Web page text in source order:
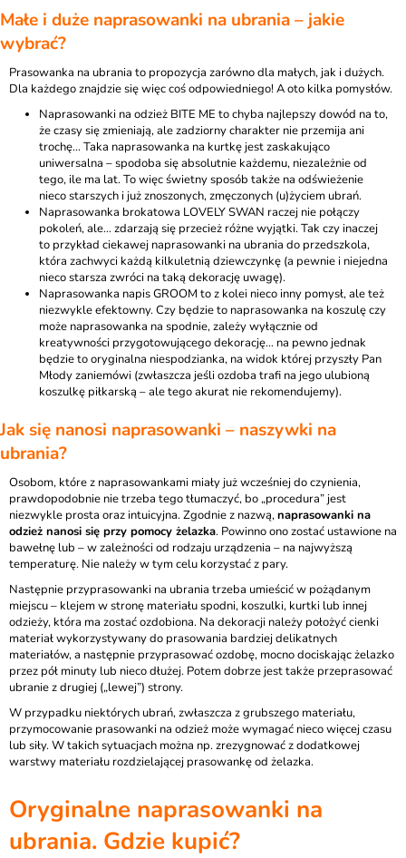
Małe i duże naprasowanki na ubrania – jakie
wybrać?
Prasowanka na ubrania to propozycja zarówno dla małych, jak i dużych.
Dla każdego znajdzie się więc coś odpowiedniego! A oto kilka pomysłów.
Naprasowanki na odzież BITE ME to chyba najlepszy dowód na to,
że czasy się zmieniają, ale zadziorny charakter nie przemija ani
trochę… Taka naprasowanka na kurtkę jest zaskakująco
uniwersalna – spodoba się absolutnie każdemu, niezależnie od
tego, ile ma lat. To więc świetny sposób także na odświeżenie
nieco starszych i już znoszonych, zmęczonych (u)życiem ubrań.
Naprasowanka brokatowa LOVELY SWAN raczej nie połączy
pokoleń, ale… zdarzają się przecież różne wyjątki. Tak czy inaczej
to przykład ciekawej naprasowanki na ubrania do przedszkola,
która zachwyci każdą kilkuletnią dziewczynkę (a pewnie i niejedna
nieco starsza zwróci na taką dekorację uwagę).
Naprasowanka napis GROOM to z kolei nieco inny pomysł, ale też
niezwykle efektowny. Czy będzie to naprasowanka na koszulę czy
może naprasowanka na spodnie, zależy wyłącznie od
kreatywności przygotowującego dekorację… na pewno jednak
będzie to oryginalna niespodzianka, na widok której przyszły Pan
Młody zaniemówi (zwłaszcza jeśli ozdoba trafi na jego ulubioną
koszulkę piłkarską – ale tego akurat nie rekomendujemy).
Jak się nanosi naprasowanki – naszywki na
ubrania?
Osobom, które z naprasowankami miały już wcześniej do czynienia,
prawdopodobnie nie trzeba tego tłumaczyć, bo „procedura” jest
niezwykle prosta oraz intuicyjna. Zgodnie z nazwą,naprasowanki na
odzież nanosi się przy pomocy żelazka. Powinno ono zostać ustawione na
bawełnę lub – w zależności od rodzaju urządzenia – na najwyższą
temperaturę. Nie należy w tym celu korzystać z pary.
Następnie przyprasowanki na ubrania trzeba umieścić w pożądanym
miejscu – klejem w stronę materiału spodni, koszulki, kurtki lub innej
odzieży, która ma zostać ozdobiona. Na dekoracji należy położyć cienki
materiał wykorzystywany do prasowania bardziej delikatnych
materiałów, a następnie przyprasować ozdobę, mocno dociskając żelazko
przez pół minuty lub nieco dłużej. Potem dobrze jest także przeprasować
ubranie z drugiej („lewej”) strony.
W przypadku niektórych ubrań, zwłaszcza z grubszego materiału,
przymocowanie prasowanki na odzież może wymagać nieco więcej czasu
lub siły. W takich sytuacjach można np. zrezygnować z dodatkowej
warstwy materiału rozdzielającej prasowankę od żelazka.
Oryginalne naprasowanki na
ubrania. Gdzie kupić?